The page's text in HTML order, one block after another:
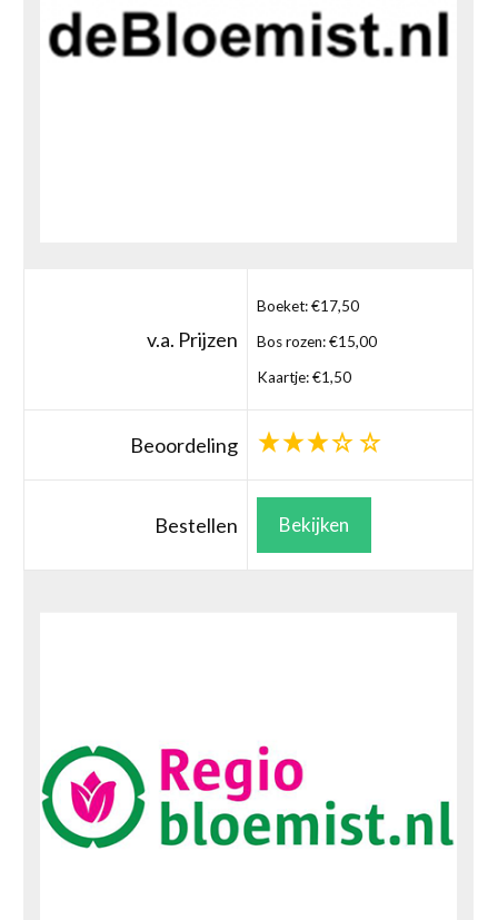
v.a. Prijzen
Boeket: €17,50
Bos rozen: €15,00
Kaartje: €1,50
Beoordeling
Bestellen Bekijken